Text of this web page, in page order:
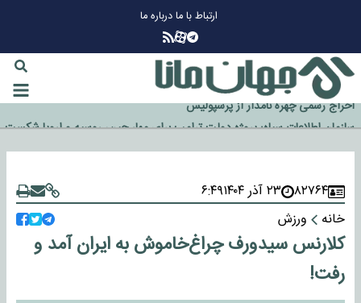
ارتباط با مادرباره ما
گزینه جدایی اوسمار روی میز مدیران پرسپولیس
آیا رئیس جمهور آمریکا قانون را دور می‌زند؟
اخراج رسمی چهره نامدار از پرسپولیس
سازمان اطلاعات سپاه: پروژه دولت ترامپ برای مهار چین، روسیه و اروپا شکست
۸۲۷۶۴ ۲۳ آذر ۱۴۰۴
۶:۴۹
خانه
ورزش
کلارنس سیدورف چراغ‌خاموش به ایران آمد و
رفت!